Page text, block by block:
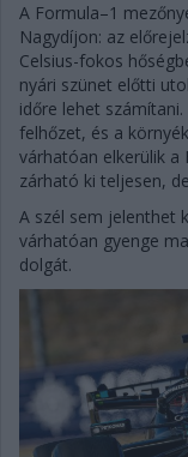
A Formula–1
Nagydíjon: az
Celsius-fokos
nyári szünet előtti
időre lehet
felhőzet, és a
várhatóan elkerülik a
zárható ki teljesen,
A szél sem jelenthet
várhatóan gyenge
dolgát.